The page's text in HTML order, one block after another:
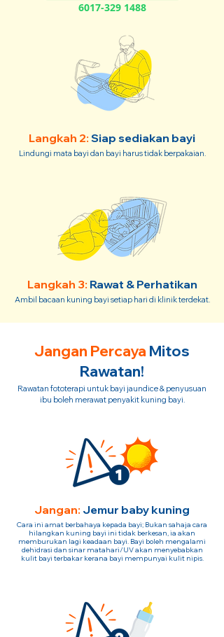
6017-329 1488
Langkah 2: Siap sediakan bayi
Lindungi mata bayi dan bayi harus tidak berpakaian.
Langkah 3: Rawat & Perhatikan
Ambil bacaan kuning bayi setiap hari di klinik terdekat.
Jangan Percaya Mitos
Rawatan!
Rawatan fototerapi untuk bayi jaundice & penyusuan
ibu boleh merawat penyakit kuning bayi.
Jangan: Jemur baby kuning
Cara ini amat berbahaya kepada bayi; Bukan sahaja cara
hilangkan kuning bayi ini tidak berkesan, ia akan
memburukan lagi keadaan bayi. Bayi boleh mengalami
dehidrasi dan sinar matahari/UV akan menyebabkan
kulit bayi terbakar kerana bayi mempunyai kulit nipis.